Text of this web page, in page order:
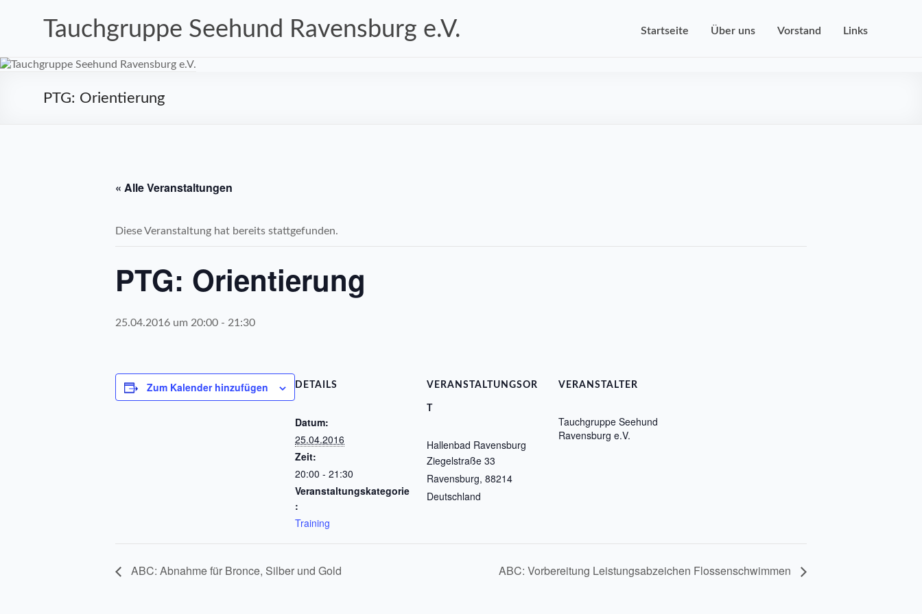
Tauchgruppe Seehund Ravensburg e.V. Startseite Über uns Vorstand Links
PTG: Orientierung
« Alle Veranstaltungen
Diese Veranstaltung hat bereits stattgefunden.
PTG: Orientierung
25.04.2016 um 20:00 - 21:30
Zum Kalender hinzufügen DETAILS
Datum:
25.04.2016
Zeit:
20:00 - 21:30
Veranstaltungskategorie
:
Training
VERANSTALTUNGSOR
Hallenbad Ravensburg
Ziegelstraße 33
Ravensburg, 88214
Deutschland
VERANSTALTER
Tauchgruppe Seehund
Ravensburg e.V.
ABC: Abnahme für Bronce, Silber und Gold ABC: Vorbereitung Leistungsabzeichen Flossenschwimmen